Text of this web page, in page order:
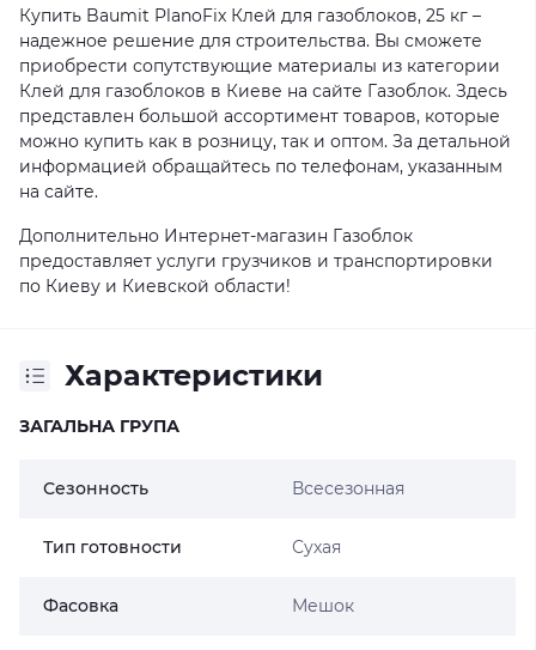
Купить Baumit PlanoFix Клей для газоблоков, 25 кг –
надежное решение для строительства. Вы сможете
приобрести сопутствующие материалы из категории
Клей для газоблоков в Киеве на сайте Газоблок. Здесь
представлен большой ассортимент товаров, которые
можно купить как в розницу, так и оптом. За детальной
информацией обращайтесь по телефонам, указанным
на сайте.
Дополнительно Интернет-магазин Газоблок
предоставляет услуги грузчиков и транспортировки
по Киеву и Киевской области!
Характеристики
ЗАГАЛЬНА ГРУПА
Сезонность Всесезонная
Тип готовности Сухая
Фасовка Мешок